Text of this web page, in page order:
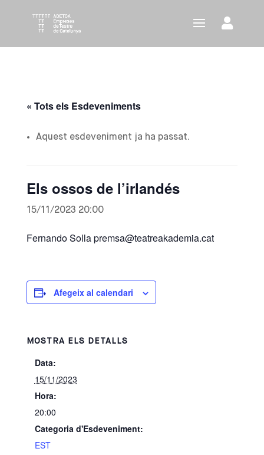
« Tots els Esdeveniments
Aquest esdeveniment ja ha passat.
Els ossos de l’irlandés
15/11/2023 20:00
Fernando Solla premsa@teatreakademia.cat
Afegeix al calendari
MOSTRA ELS DETALLS
Data:
15/11/2023
Hora:
20:00
Categoria d'Esdeveniment:
EST